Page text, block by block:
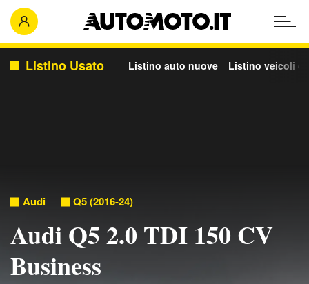
Listino Usato Listino auto nuove Listino veicoli
Audi Q5 (2016-24)
Audi Q5 2.0 TDI 150 CV
Business